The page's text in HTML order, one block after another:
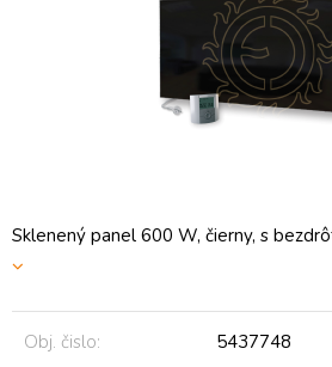
Sklenený panel 600 W, čierny, s
Obj. čislo: 5437748